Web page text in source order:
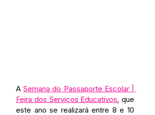
A Semana do Passaporte Escolar |
Feira dos Serviços Educativos , que
este ano se realizará entre 8 e 10